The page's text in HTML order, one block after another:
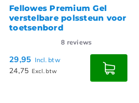
Fellowes Premium Gel
verstelbare polssteun voor
toetsenbord
8 reviews
29,95 Incl. btw
24,75 Excl. btw